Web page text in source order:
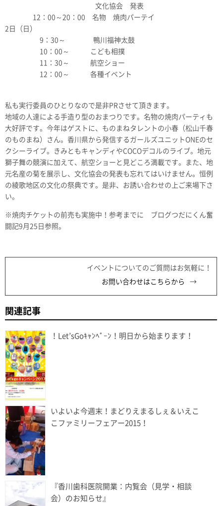
文化協会 発表
12：00～20：00 名物 焼肉パーテイ
2日（日）
9：30～ 鴨川福神太鼓
10：00～ こども相撲
11：30～ 航空ショー
12：00～ 各種イベント
私も実行委員のひとりなので是非PRさせて頂きます。
地域の人達による手造り型のおまつりです。名物の焼肉パーティも
大好評です。今年はゲストに、ものまねタレントの小春（松山千春
のものまね）さん。香川県から発信するガールズユニットONEのセ
クシーライブ。きみともキャンディやCOCOデコルのライブ。地元
獅子舞の競演に加えて、航空ショーと見どころ満載です。また、地
元名産の菊を展示し、文化協会の発表も忘れてはいけません。恒例
の綾歌地区の文化の祭典です。是非、お誘い合わせの上ご来場下さ
い。
※焼肉チケットの前売も実施中！参考までに ブログつだにくん奮
闘記9月25日参照。
イベントについてのご質問はお気軽に！
お問い合わせはこちらから
関連記事
！Let’sGoｷｬﾝﾍﾟｰﾝ！明日から始まります！
いよいよ今週末！まどりえまるしぇ＆いえこ
こファミリーフェアー2015！
『香川歯科医院開業：内覧会（見学・相談
会）のお知らせ』